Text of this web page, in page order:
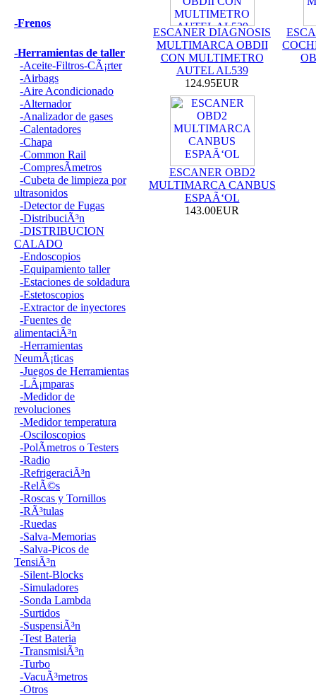
-Frenos
-Herramientas de taller
-Aceite-Filtros-CÃ¡rter
-Airbags
-Aire Acondicionado
-Alternador
-Analizador de gases
-Calentadores
-Chapa
-Common Rail
-CompresÃ­metros
-Cubeta de limpieza por
ultrasonidos
-Detector de Fugas
-DistribuciÃ³n
-DISTRIBUCION
CALADO
-Endoscopios
-Equipamiento taller
-Estaciones de soldadura
-Estetoscopios
-Extractor de inyectores
-Fuentes de
alimentaciÃ³n
-Herramientas
NeumÃ¡ticas
-Juegos de Herramientas
-LÃ¡mparas
-Medidor de
revoluciones
-Medidor temperatura
-Osciloscopios
-PolÃ­metros o Testers
-Radio
-RefrigeraciÃ³n
-RelÃ©s
-Roscas y Tornillos
-RÃ³tulas
-Ruedas
-Salva-Memorias
-Salva-Picos de
TensiÃ³n
-Silent-Blocks
-Simuladores
-Sonda Lambda
-Surtidos
-SuspensiÃ³n
-Test Bateria
-TransmisiÃ³n
-Turbo
-VacuÃ³metros
-Otros
ESCANER DIAGNOSIS
MULTIMARCA OBDII
CON MULTIMETRO
AUTEL AL539
124.95EUR
ESCANER OBD2
MULTIMARCA CANBUS
ESPAÃ‘OL
143.00EUR